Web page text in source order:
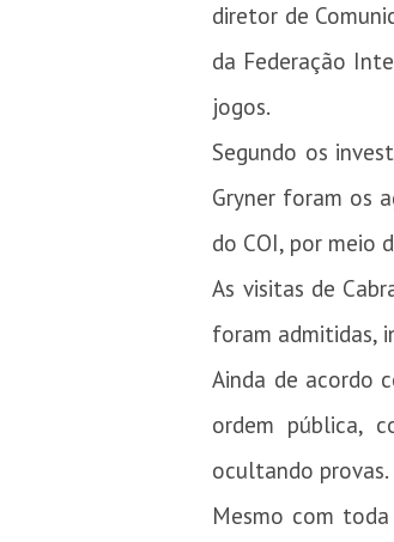
diretor de
da Federação
jogos.
Segundo os
Gryner foram os
do COI, por meio
As visitas de
foram admitidas,
Ainda de acordo
ordem pública,
ocultando provas.
Mesmo com